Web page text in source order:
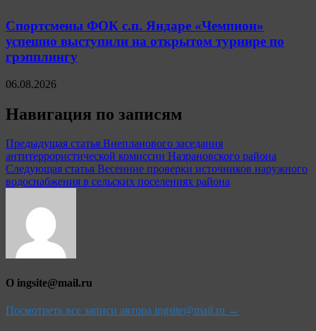
Спортсмены ФОК с.п. Яндаре «Чемпион»
успешно выступили на открытом турнире по
грэпплингу
06.08.2026
Навигация по записям
Предыдущая статья Внепланового заседания
антитеррористической комиссии Назрановского района
Следующая статья Весенние проверки источников наружного
водоснабжения в сельских поселениях района
О ingsite@mail.ru
Посмотреть все записи автора ingsite@mail.ru →